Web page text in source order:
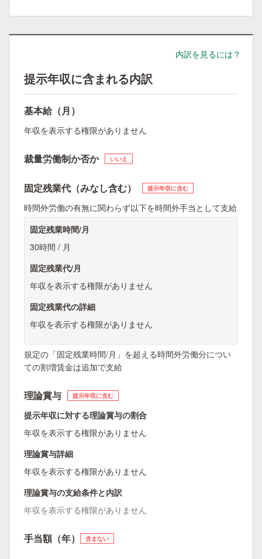
内訳を見るには？
提示年収に含まれる内訳
基本給（月）
年収を表示する権限がありません
裁量労働制か否か いいえ
固定残業代（みなし含む） 提示年収に含む
時間外労働の有無に関わらず以下を時間外手当として支給
固定残業時間/月
30時間 / 月
固定残業代/月
年収を表示する権限がありません
固定残業代の詳細
年収を表示する権限がありません
規定の「固定残業時間/月」を超える時間外労働分につい
ての割増賃金は追加で支給
理論賞与 提示年収に含む
提示年収に対する理論賞与の割合
年収を表示する権限がありません
理論賞与詳細
年収を表示する権限がありません
理論賞与の支給条件と内訳
年収を表示する権限がありません
手当額（年） 含まない